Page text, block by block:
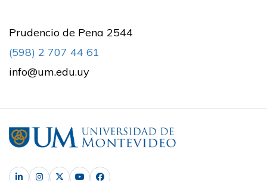
Prudencio de Pena 2544
(598) 2 707 44 61
info@um.edu.uy